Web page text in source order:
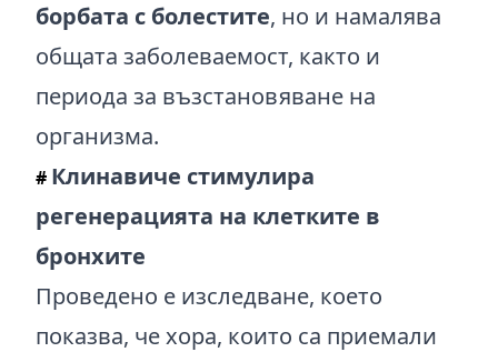
борбата с болестите, но и намалява
общата заболеваемост, както и
периода за възстановяване на
организма.
# Клинавиче стимулира
регенерацията на клетките в
бронхите
Проведено е изследване, което
показва, че хора, които са приемали